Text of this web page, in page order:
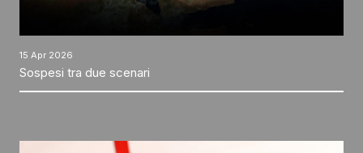
15 Apr 2026
Sospesi tra due scenari